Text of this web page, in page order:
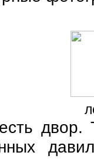
двор.